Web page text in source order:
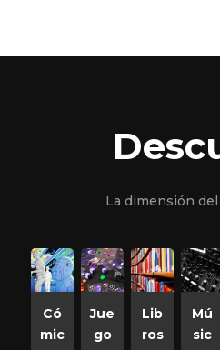
La dimensión
Có
mic
Jue
go
Lib
ros
Mú
sic